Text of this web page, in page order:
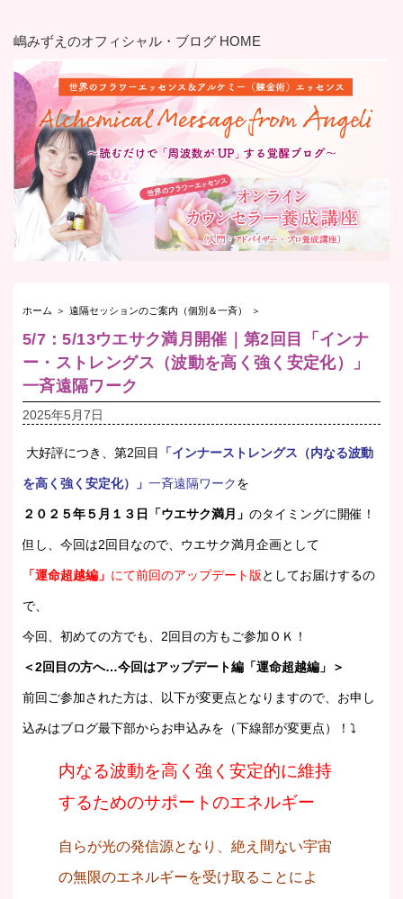
嶋みずえのオフィシャル・ブログ HOME
ホーム ＞ 遠隔セッションのご案内（個別＆一斉） ＞
5/7：5/13ウエサク満月開催｜第2回目「インナ
ー・ストレングス（波動を高く強く安定化）」
一斉遠隔ワーク
2025年5月7日
大好評につき、第2回目 「インナーストレングス（内なる波動
を高く強く安定化）」 一斉遠隔ワークを
２０２５年５月１３日「ウエサク満月」 のタイミングに開催！
但し、今回は2回目なので、ウエサク満月企画として
「運命超越編」 にて前回のアップデート版としてお届けするの
で、
今回、初めての方でも、2回目の方もご参加ＯＫ！
＜2回目の方へ…今回はアップデート編「運命超越編」＞
前回ご参加された方は、以下が変更点となりますので、お申し
込みはブログ最下部からお申込みを（下線部が変更点）！⤵
内なる波動を高く強く安定的に維持
するためのサポートのエネルギー
自らが光の発信源となり、絶え間ない宇宙
の無限のエネルギーを受け取ることによ